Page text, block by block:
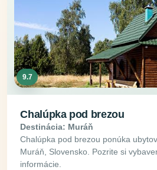
9.7
Chalúpka pod brezou
Destinácia: Muráň
Chalúpka pod brezou ponúka
Muráň, Slovensko. Pozrite si
informácie.